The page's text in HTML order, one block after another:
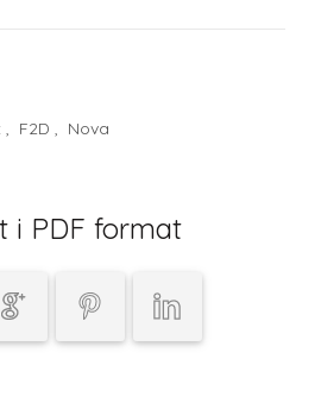
, F2D , Nova
i PDF format